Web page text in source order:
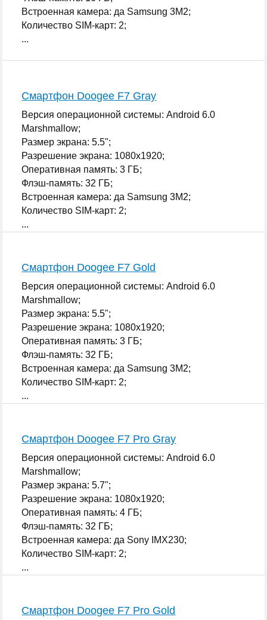
Встроенная камера: да Samsung 3M2;
Количество SIM-карт: 2;
...
Смартфон Doogee F7 Gray
Версия операционной системы: Android 6.0
Marshmallow;
Размер экрана: 5.5";
Разрешение экрана: 1080x1920;
Оперативная память: 3 ГБ;
Флэш-память: 32 ГБ;
Встроенная камера: да Samsung 3M2;
Количество SIM-карт: 2;
...
Смартфон Doogee F7 Gold
Версия операционной системы: Android 6.0
Marshmallow;
Размер экрана: 5.5";
Разрешение экрана: 1080x1920;
Оперативная память: 3 ГБ;
Флэш-память: 32 ГБ;
Встроенная камера: да Samsung 3M2;
Количество SIM-карт: 2;
...
Смартфон Doogee F7 Pro Gray
Версия операционной системы: Android 6.0
Marshmallow;
Размер экрана: 5.7";
Разрешение экрана: 1080x1920;
Оперативная память: 4 ГБ;
Флэш-память: 32 ГБ;
Встроенная камера: да Sony IMX230;
Количество SIM-карт: 2;
...
Смартфон Doogee F7 Pro Gold